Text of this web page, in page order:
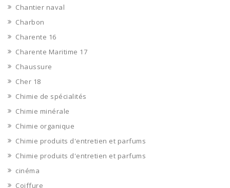
Chantier naval
Charbon
Charente 16
Charente Maritime 17
Chaussure
Cher 18
Chimie de spécialités
Chimie minérale
Chimie organique
Chimie produits d'entretien et parfums
Chimie produits d'entretien et parfums
cinéma
Coiffure